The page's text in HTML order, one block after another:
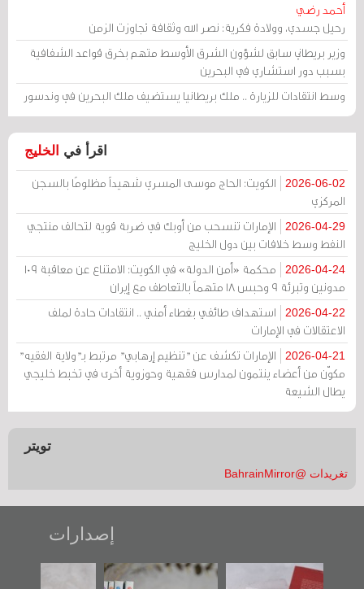
أحمد رضي
رحيل جسدي، وولادة فكرية: نصر الله وثقافة تجاوزت الزمن
وزير بريطاني سابق لشؤون الشرق الأوسط متهم بخرق قواعد الشفافية
بسبب دور استشاري في البحرين
وسط انتقادات للزيارة .. ملك بريطانيا يستضيف ملك البحرين في وندسور
اقرأ في الخليج
2026-06-02
الكويت: الحاج موسى المسري شهيداً مظلومًا بالسجن
المركزي
2026-04-29
الإمارات تنسحب من أوبك في ضربة قوية لتحالف منتجي
النفط وسط خلافات بين دول الخليج
2026-04-24
محكمة «أمن الدولة» في الكويت: الامتناع عن معاقبة 109
مدونين وتبرئة 9 وحبس 18 متهماً بالتعاطف مع إيران
2026-04-22
استهداف طائفي بغطاء أمني .. انتقادات حادة لملف
الاعتقالات في الإمارات
2026-04-21
الإمارات تكشف عن "تنظيم إرهابي" مرتبط بـ"ولاية الفقيه"
مكوّن من أعضاء ينتمون لمدارس فقهية وحوزوية أخرى في تخبط خليجي
يطال الشيعة
تويتر
تغريدات @BahrainMirror
إصدارات
"حماة الباب الأخير":
تصنيف موضوعي